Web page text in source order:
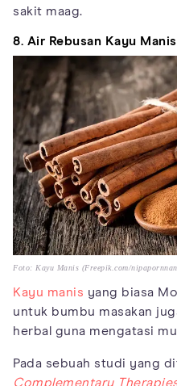
sakit maag.
8. Air Rebusan Kayu Manis
Foto: Kayu Manis (Freepik.com/
Kayu manis yang biasa
untuk bumbu masakan
herbal guna mengatasi
Pada sebuah studi yang
Complementary